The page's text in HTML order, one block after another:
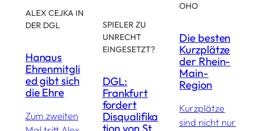
ALEX CEJKA IN
DER DGL
Hanaus
Ehrenmitgli
ed gibt sich
die Ehre
Zum zweiten
SPIELER ZU
UNRECHT
EINGESETZT?
DGL:
Frankfurt
fordert
Disqualifika
tion von St.
OHO
Die besten
Kurzplätze
der Rhein-
Main-
Region
Kurzplätze
sind nicht nur